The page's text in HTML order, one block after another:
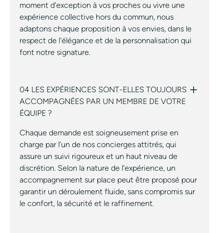
moment d’exception à vos proches ou vivre une
expérience collective hors du commun, nous
adaptons chaque proposition à vos envies, dans le
respect de l’élégance et de la personnalisation qui
font notre signature.
04 LES EXPÉRIENCES SONT-ELLES TOUJOURS
ACCOMPAGNÉES PAR UN MEMBRE DE VOTRE
ÉQUIPE ?
Chaque demande est soigneusement prise en
charge par l’un de nos concierges attitrés, qui
assure un suivi rigoureux et un haut niveau de
discrétion. Selon la nature de l’expérience, un
accompagnement sur place peut être proposé pour
garantir un déroulement fluide, sans compromis sur
le confort, la sécurité et le raffinement.